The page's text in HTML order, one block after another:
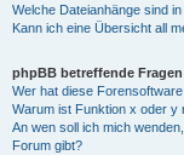
Welche Dateianhänge sind
Kann ich eine Übersicht all
phpBB betreffende Fragen
Wer hat diese
Warum ist Funktion x oder y
An wen soll ich mich
Forum gibt?